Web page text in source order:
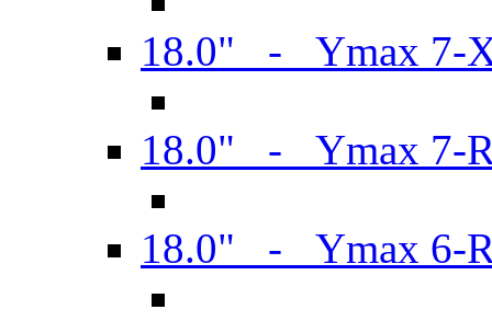
18.0" - Ymax 7-
18.0" - Ymax 7-
18.0" - Ymax 6-